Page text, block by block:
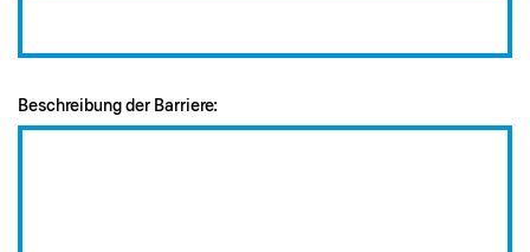
Beschreibung der Barriere: